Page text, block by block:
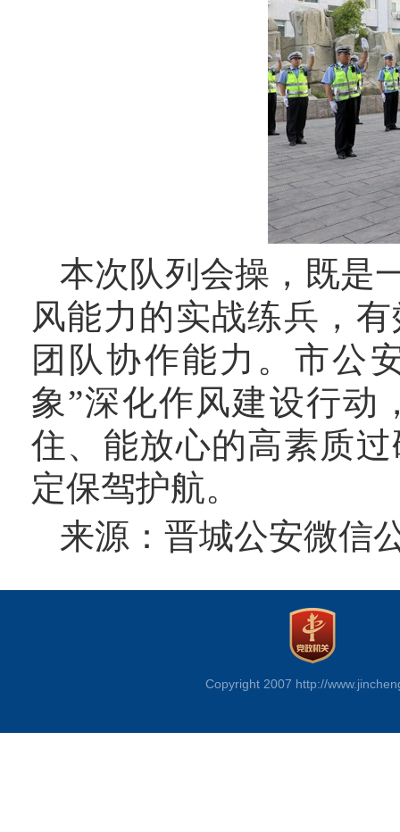
本次队列会操，既是
风能力的实战练兵，
团队协作能力。市公
象”深化作风建设行动
住、能放心的高素质
定保驾护航。
来源：晋城公安微信
Copyright 2007 http://